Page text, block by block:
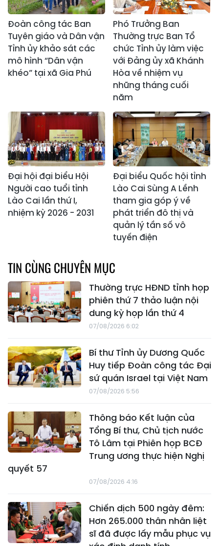
Đoàn công tác Ban
Tuyên giáo và Dân vận
Tỉnh ủy khảo sát các
mô hình “Dân vận
khéo” tại xã Gia Phú
Phó Trưởng Ban
Thường trực Ban Tổ
chức Tỉnh ủy làm việc
với Đảng ủy xã Khánh
Hòa về nhiệm vụ
những tháng cuối
năm
Đại hội đại biểu Hội
Người cao tuổi tỉnh
Lào Cai lần thứ I,
nhiệm kỳ 2026 - 2031
Đại biểu Quốc hội tỉnh
Lào Cai Sùng A Lềnh
tham gia góp ý về
phát triển đô thị và
quản lý tần số vô
tuyến điện
TIN CÙNG CHUYÊN MỤC
Thường trực HĐND tỉnh họp
phiên thứ 7 thảo luận nội
dung kỳ họp lần thứ 4
07/08/2026 6:02
Bí thư Tỉnh ủy Dương Quốc
Huy tiếp Đoàn công tác Đại
sứ quán Israel tại Việt Nam
07/08/2026 5:56
Thông báo Kết luận của
Tổng Bí thư, Chủ tịch nước
Tô Lâm tại Phiên họp BCĐ
Trung ương thực hiện Nghị
quyết 57
07/08/2026 4:16
Chiến dịch 500 ngày đêm:
Hơn 265.000 thân nhân liệt
sĩ đã được lấy mẫu phục vụ